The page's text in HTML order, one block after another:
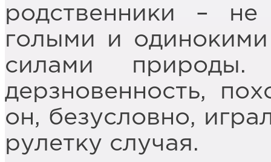
родственники –
голыми и
силами
дерзновенность,
он, безусловно,
рулетку случая.